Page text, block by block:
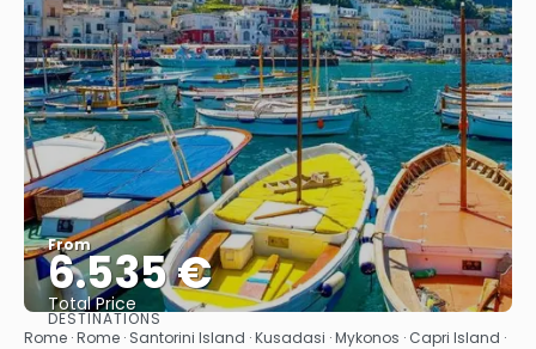
From
6.535 €
Total Price
See
DESTINATIONS
Rome · Rome · Santorini Island · Kusadasi · Mykonos · Capri Island ·